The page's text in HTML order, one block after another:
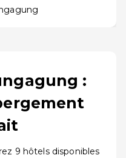
:
9 hôtels disponibles